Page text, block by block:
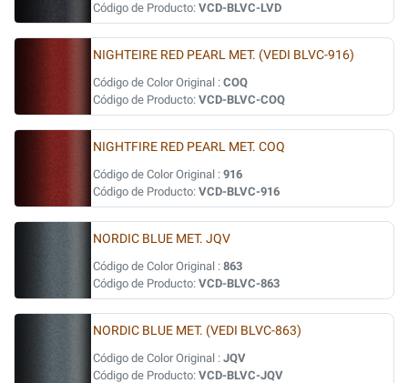
Código de Producto: VCD-BLVC-LVD
NIGHTEIRE RED PEARL MET. (VEDI BLVC-916)
Código de Color Original : COQ
Código de Producto: VCD-BLVC-COQ
NIGHTFIRE RED PEARL MET. COQ
Código de Color Original : 916
Código de Producto: VCD-BLVC-916
NORDIC BLUE MET. JQV
Código de Color Original : 863
Código de Producto: VCD-BLVC-863
NORDIC BLUE MET. (VEDI BLVC-863)
Código de Color Original : JQV
Código de Producto: VCD-BLVC-JQV